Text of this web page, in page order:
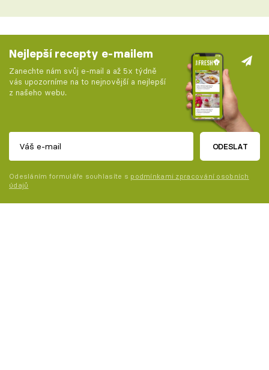
Nejlepší recepty e-mailem
Zanechte nám svůj e-mail a až 5x týdně
vás upozorníme na to nejnovější a nejlepší
z našeho webu.
ODESLAT
Odesláním formuláře souhlasíte s podmínkami zpracování osobních
údajů